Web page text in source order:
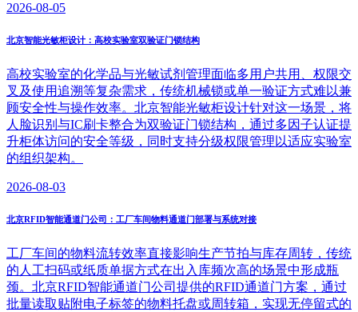
2026-08-05
北京智能光敏柜设计：高校实验室双验证门锁结构
高校实验室的化学品与光敏试剂管理面临多用户共用、权限交
叉及使用追溯等复杂需求，传统机械锁或单一验证方式难以兼
顾安全性与操作效率。北京智能光敏柜设计针对这一场景，将
人脸识别与IC刷卡整合为双验证门锁结构，通过多因子认证提
升柜体访问的安全等级，同时支持分级权限管理以适应实验室
的组织架构。
2026-08-03
北京RFID智能通道门公司：工厂车间物料通道门部署与系统对接
工厂车间的物料流转效率直接影响生产节拍与库存周转，传统
的人工扫码或纸质单据方式在出入库频次高的场景中形成瓶
颈。北京RFID智能通道门公司提供的RFID通道门方案，通过
批量读取贴附电子标签的物料托盘或周转箱，实现无停留式的